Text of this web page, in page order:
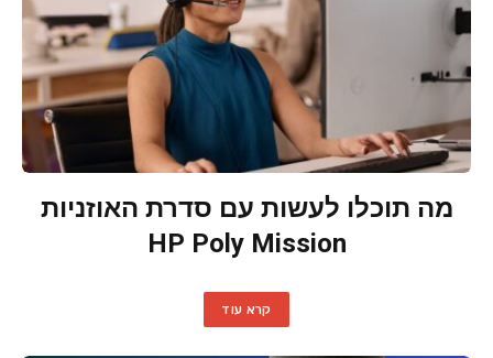
מה תוכלו לעשות עם סדרת האוזניות
HP Poly Mission
קרא עוד